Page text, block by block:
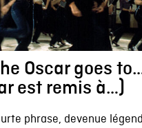
Oscar goes
est remis à…)
phrase, devenue